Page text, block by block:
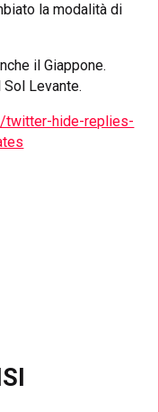
la modalità di
il Giappone.
Levante.
twitter-hide-replies-